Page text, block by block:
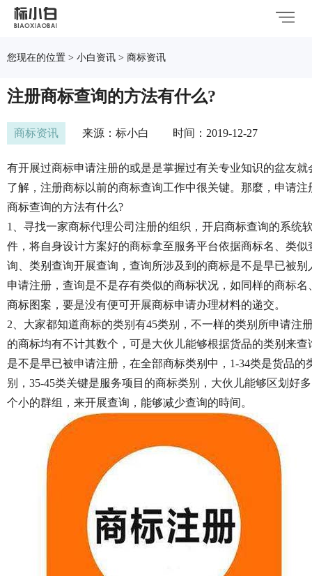
您现在的位置 > 小白资讯 > 商标资讯
注册商标查询的方法有什么?
商标资讯 来源：标小白 时间：2019-12-27
有开展过商标申请注册的或是是掌握过有关专业知识的盆友就
了解，注册商标以前的商标查询工作中很关键。那麼，申请注
商标查询的方法有什么?
1、寻找一家商标代理公司注册的组织，开启商标查询的系统
件，将自身设计方案好的商标拿至服务平台依据商标名、类似
询、类别查询开展查询，查询所涉及到的商标是不是早已被别
申请注册，查询是不是存有类似的商标状况，如同样的商标名
商标图案，要是没有便可开展商标申请办理材料的递交。
2、大家都知道商标的类别有45类别，不一样的类别所申请注
的商标均有不计其数个，可是大伙儿能够根据货品的类别来查
是不是早已被申请注册，在全部商标类别中，1-34类是货品的
别，35-45类关键是服务项目的商标类别，大伙儿能够区划好多
个小的群组，来开展查询，能够减少查询的時间。